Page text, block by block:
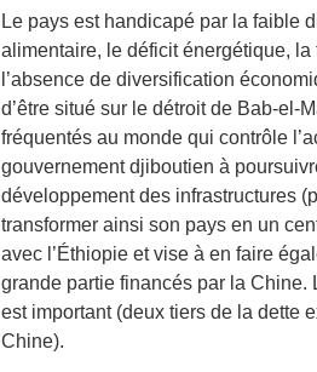
Le pays est handicapé par la faible
alimentaire, le déficit énergétique,
l’absence de diversification
d’être situé sur le détroit de Bab-el-
fréquentés au monde qui contrôle
gouvernement djiboutien à
développement des infrastructures
transformer ainsi son pays en un
avec l’Éthiopie et vise à en faire
grande partie financés par la Chine.
est important (deux tiers de la dette
Chine).